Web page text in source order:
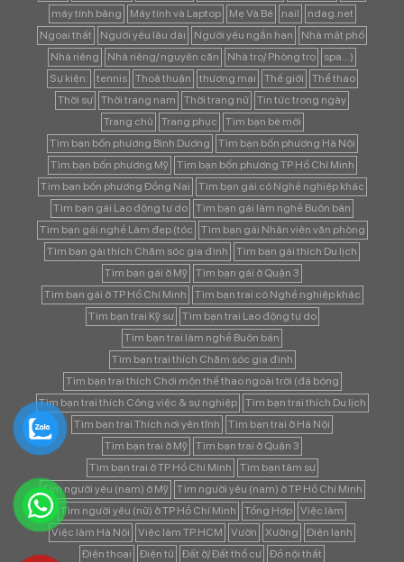
máy tính bảng
Máy tính và Laptop Mẹ Và Bé nail
ndag.net
Ngoại thất
Người yêu lâu dài Người yêu ngắn hạn
Nhà mặt phố
Nhà riêng
Nhà riêng/ nguyên căn Nhà trọ/ Phòng trọ
spa...)
Sự kiện:
tennis Thoả thuận thương mại Thế giới
Thể thao
Thời sự
Thời trang nam Thời trang nữ
Tin tức trong ngày
Trang chủ
Trang phục
Tìm bạn bè mới
Tìm bạn bốn phương Bình Dương
Tìm bạn bốn phương Hà Nội
Tìm bạn bốn phương Mỹ
Tìm bạn bốn phương TP Hồ Chí Minh
Tìm bạn bốn phương Đồng Nai
Tìm bạn gái có Nghề nghiệp khác
Tìm bạn gái Lao động tự do
Tìm bạn gái làm nghề Buôn bán
Tìm bạn gái nghề Làm đẹp (tóc
Tìm bạn gái Nhân viên văn phòng
Tìm bạn gái thích Chăm sóc gia đình
Tìm bạn gái thích Du lịch
Tìm bạn gái ở Mỹ
Tìm bạn gái ở Quận 3
Tìm bạn gái ở TP Hồ Chí Minh
Tìm bạn trai có Nghề nghiệp khác
Tìm bạn trai Kỹ sư
Tìm bạn trai Lao động tự do
Tìm bạn trai làm nghề Buôn bán
Tìm bạn trai thích Chăm sóc gia đình
Tìm bạn trai thích Chơi môn thể thao ngoài trời (đá bóng
Tìm bạn trai thích Công việc & sự nghiệp
Tìm bạn trai thích Du lịch
Tìm bạn trai Thích nơi yên tĩnh
Tìm bạn trai ở Hà Nội
Tìm bạn trai ở Mỹ
Tìm bạn trai ở Quận 3
Tìm bạn trai ở TP Hồ Chí Minh
Tìm bạn tâm sự
Tìm người yêu (nam) ở Mỹ
Tìm người yêu (nam) ở TP Hồ Chí Minh
Tìm người yêu (nữ) ở TP Hồ Chí Minh
Tổng Hợp
Việc làm
Việc làm Hà Nội
Việc làm TP.HCM Vườn Xưởng
Điện lạnh
Điện thoại
Điện tử Đất ở/ Đất thổ cư Đồ nội thất